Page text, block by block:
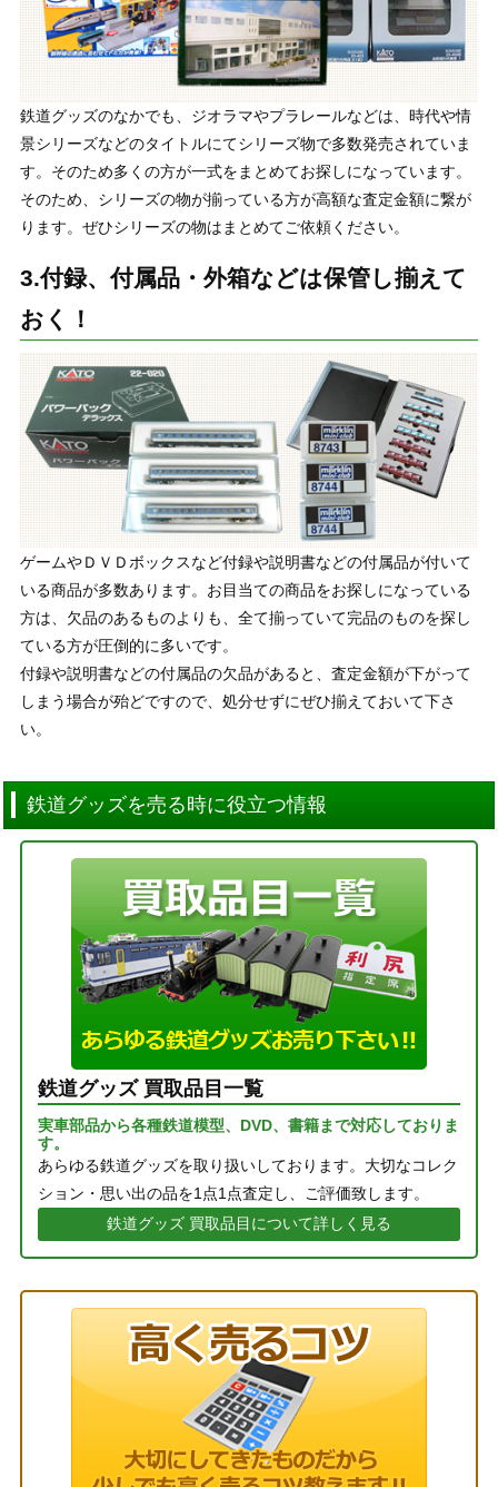
鉄道グッズのなかでも、ジオラマやプラレールなどは、時代や情
景シリーズなどのタイトルにてシリーズ物で多数発売されていま
す。そのため多くの方が一式をまとめてお探しになっています。
そのため、シリーズの物が揃っている方が高額な査定金額に繋が
ります。ぜひシリーズの物はまとめてご依頼ください。
3.付録、付属品・外箱などは保管し揃えて
おく！
ゲームやＤＶＤボックスなど付録や説明書などの付属品が付いて
いる商品が多数あります。お目当ての商品をお探しになっている
方は、欠品のあるものよりも、全て揃っていて完品のものを探し
ている方が圧倒的に多いです。
付録や説明書などの付属品の欠品があると、査定金額が下がって
しまう場合が殆どですので、処分せずにぜひ揃えておいて下さ
い。
鉄道グッズを売る時に役立つ情報
鉄道グッズ 買取品目一覧
実車部品から各種鉄道模型、DVD、書籍まで対応しておりま
す。
あらゆる鉄道グッズを取り扱いしております。大切なコレク
ション・思い出の品を1点1点査定し、ご評価致します。
鉄道グッズ 買取品目について詳しく見る